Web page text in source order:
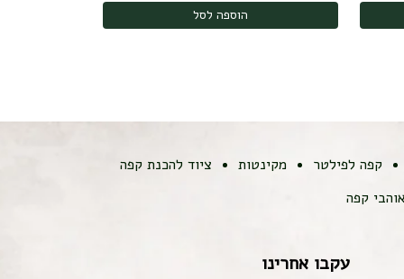
הוספה לסל
קפה לפילטר מקינטות
ציוד להכנת קפה
קפה
עקבו אחרינו